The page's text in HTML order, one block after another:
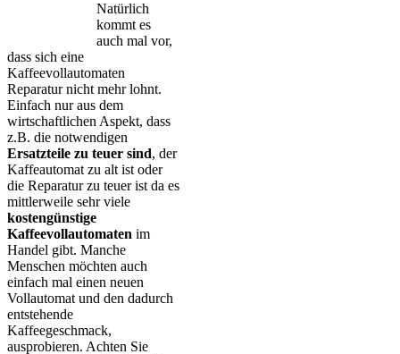
Natürlich
kommt es
auch mal vor,
dass sich eine
Kaffeevollautomaten
Reparatur nicht mehr lohnt.
Einfach nur aus dem
wirtschaftlichen Aspekt, dass
z.B. die notwendigen
Ersatzteile zu teuer sind, der
Kaffeautomat zu alt ist oder
die Reparatur zu teuer ist da es
mittlerweile sehr viele
kostengünstige
Kaffeevollautomaten im
Handel gibt. Manche
Menschen möchten auch
einfach mal einen neuen
Vollautomat und den dadurch
entstehende
Kaffeegeschmack,
ausprobieren. Achten Sie